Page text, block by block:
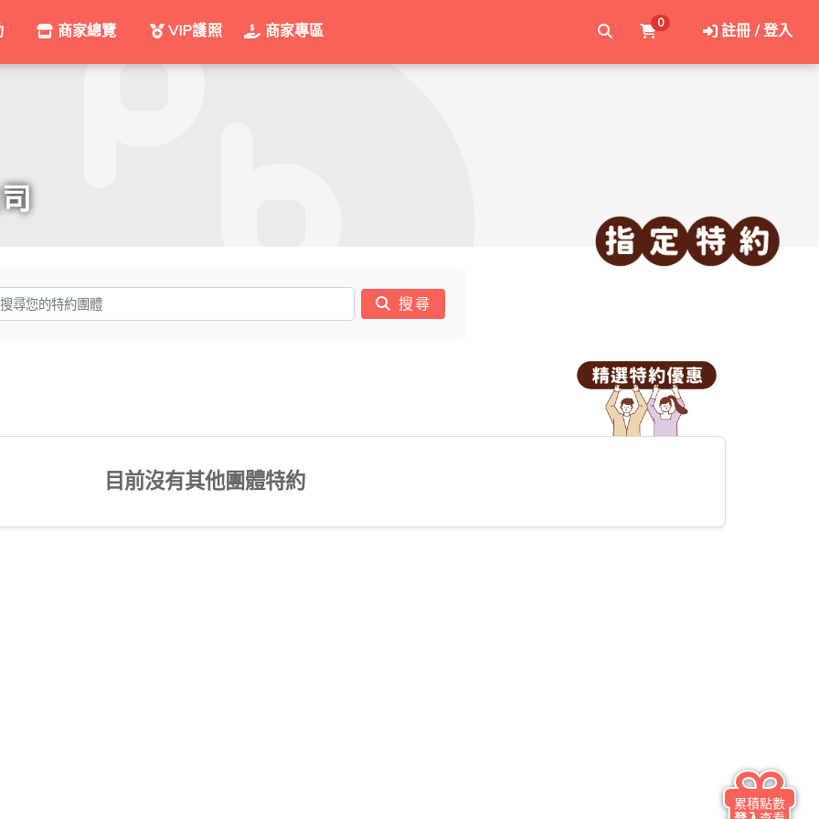
商家總覽 VIP護照 商家專區 0 註冊 / 登入
搜尋
目前沒有其他團體特約
累積點數